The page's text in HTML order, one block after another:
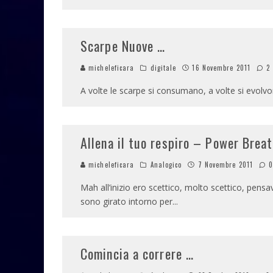
Scarpe Nuove …
micheleficara digitale 16 Novembre 2011 2
A volte le scarpe si consumano, a volte si
Allena il tuo respiro – Power
micheleficara Analogico 7 Novembre 2011 0
Mah all’inizio ero scettico, molto scettico,
sono girato intorno per...
Comincia a correre …